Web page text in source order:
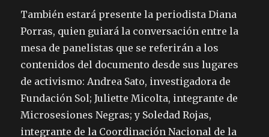
También estará presente la periodista Diana
Porras, quien guiará la conversación entre la
mesa de panelistas que se referirán a los
contenidos del documento desde sus lugares
de activismo: Andrea Sato, investigadora de
Fundación Sol; Juliette Micolta, integrante de
Microsesiones Negras; y Soledad Rojas,
integrante de la Coordinación Nacional de la